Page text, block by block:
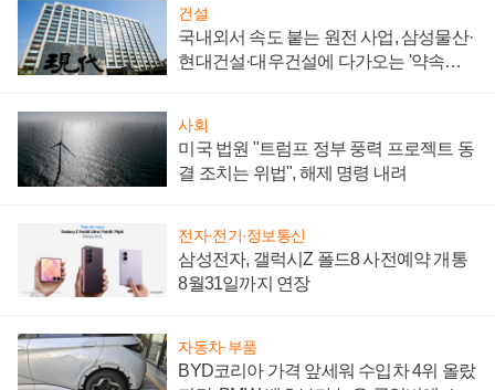
건설
국내외서 속도 붙는 원전 사업, 삼성물산·
현대건설·대우건설에 다가오는 '약속의
사회
미국 법원 "트럼프 정부 풍력 프로젝트 동
결 조치는 위법", 해제 명령 내려
전자·전기·정보통신
삼성전자, 갤럭시Z 폴드8 사전예약 개통
8월31일까지 연장
자동차·부품
BYD코리아 가격 앞세워 수입차 4위 올랐